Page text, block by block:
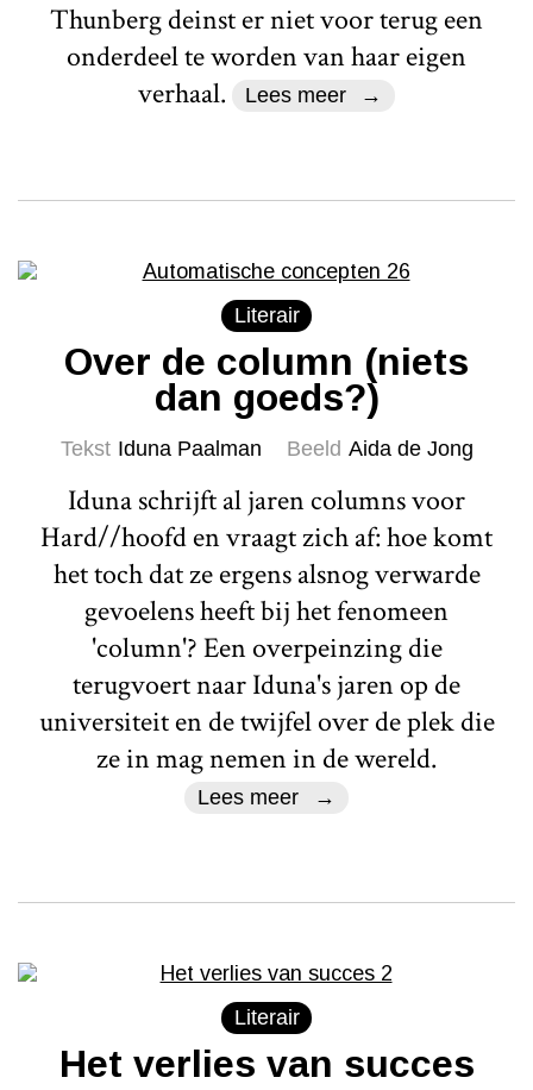
Thunberg deinst er niet voor terug een
onderdeel te worden van haar eigen
verhaal.
Lees meer
Literair
Over de column (niets
dan goeds?)
Tekst Iduna Paalman Beeld Aida de Jong
Iduna schrijft al jaren columns voor
Hard//hoofd en vraagt zich af: hoe komt
het toch dat ze ergens alsnog verwarde
gevoelens heeft bij het fenomeen
'column'? Een overpeinzing die
terugvoert naar Iduna's jaren op de
universiteit en de twijfel over de plek die
ze in mag nemen in de wereld.
Lees meer
Literair
Het verlies van succes